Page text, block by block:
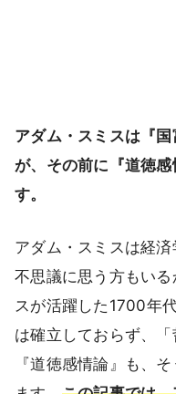
アダム・スミスは『
が、その前に『道徳
す。
アダム・スミスは経
不思議に思う方もい
スが活躍した1700年
は確立しておらず、「
『道徳感情論』も、